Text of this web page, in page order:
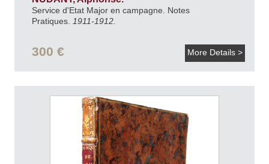
Service d'Etat Major en campagne. Notes
Pratiques.
1911-1912.
300 € More Details >